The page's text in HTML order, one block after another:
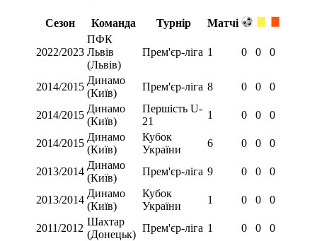
Сезон Команда Турнір Матчі
2022/2023
ПФК
Львів
(Львів)
Прем'єр-ліга 1 0 0 0
2014/2015
Динамо
(Київ)
Прем'єр-ліга 8 0 0 0
2014/2015
Динамо
(Київ)
Першість U-
21
1 0 0 0
2014/2015
Динамо
(Київ)
Кубок
України
6 0 0 0
2013/2014
Динамо
(Київ)
Прем'єр-ліга 9 0 0 0
2013/2014
Динамо
(Київ)
Кубок
України
1 0 0 0
2011/2012
Шахтар
(Донецьк)
Прем'єр-ліга 1 0 0 0